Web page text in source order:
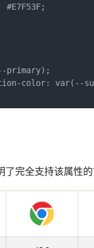
#E7F53F;
primary);
color: var(--
完全支持该属性的